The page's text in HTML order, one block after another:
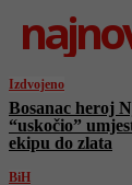
Izdvojeno
Bosanac heroj
“uskočio”
ekipu do zlata
BiH